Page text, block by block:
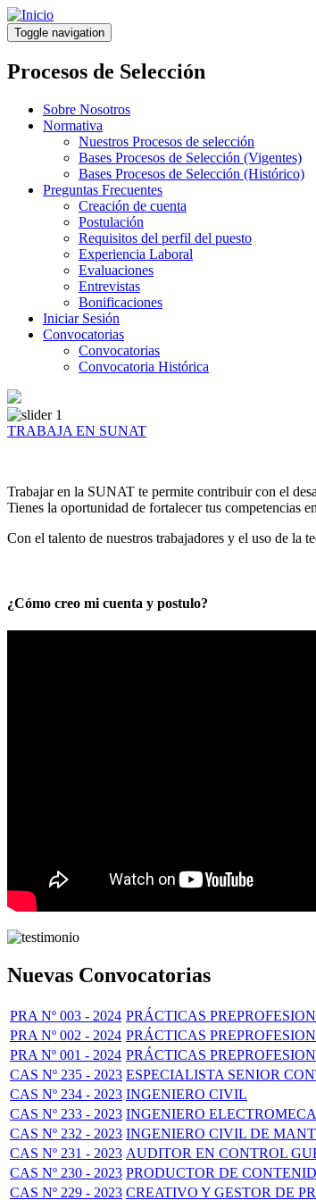
Pasar
al
contenido
principal
Toggle navigation
Procesos de Selección
Sobre Nosotros
Normativa
Nuestros Procesos de selección
Bases Procesos de Selección (Vigentes)
Bases Procesos de Selección (Histórico)
Preguntas Frecuentes
Creación de cuenta
Postulación
Requisitos del perfil del puesto
Experiencia Laboral
Evaluaciones
Entrevistas
Bonificaciones
Iniciar Sesión
Convocatorias
Convocatorias
Convocatoria Histórica
TRABAJA EN SUNAT
Trabajar en la SUNAT te permite contribuir con el
Tienes la oportunidad de fortalecer tus competencias
Con el talento de nuestros trabajadores y el uso de la
¿Cómo creo mi cuenta y postulo?
Nuevas Convocatorias
PRA Nº 003 - 2024 PRÁCTICAS
PRA Nº 002 - 2024 PRÁCTICAS
PRA Nº 001 - 2024 PRÁCTICAS
CAS Nº 235 - 2023 ESPECIALISTA SENIOR
CAS Nº 234 - 2023 INGENIERO CIVIL
CAS Nº 233 - 2023 INGENIERO
CAS Nº 232 - 2023 INGENIERO CIVIL DE
CAS Nº 231 - 2023 AUDITOR EN CONTROL
CAS Nº 230 - 2023 PRODUCTOR DE
CAS Nº 229 - 2023 CREATIVO Y GESTOR DE